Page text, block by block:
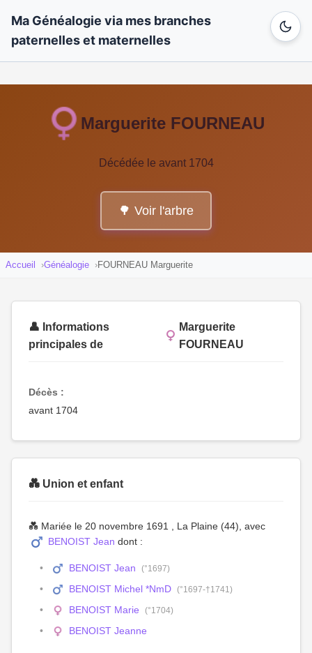
Ma Généalogie via mes branches
paternelles et maternelles
Marguerite FOURNEAU
Décédée le avant 1704
🌳 Voir l'arbre
Accueil Généalogie FOURNEAU Marguerite
👤 Informations
principales de
Marguerite
FOURNEAU
Décès :
avant 1704
💑 Union et enfant
💑 Mariée le 20 novembre 1691 , La Plaine (44), avec
BENOIST Jean dont :
BENOIST Jean (°1697)
BENOIST Michel *NmD (°1697-†1741)
BENOIST Marie (°1704)
BENOIST Jeanne